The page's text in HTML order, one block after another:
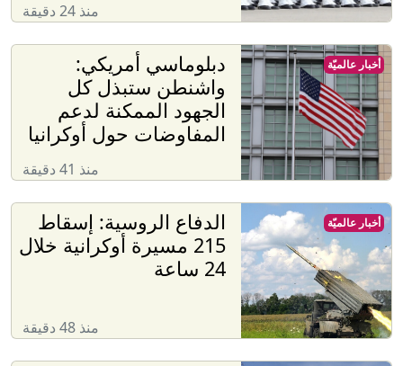
منذ 24 دقيقة
دبلوماسي أمريكي:
واشنطن ستبذل كل
الجهود الممكنة لدعم
المفاوضات حول أوكرانيا
منذ 41 دقيقة
أخبار عالميّة
الدفاع الروسية: إسقاط
215 مسيرة أوكرانية خلال
24 ساعة
منذ 48 دقيقة
أخبار عالميّة